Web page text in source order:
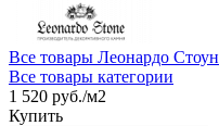
Все товары Леонардо Стоун
Все товары категории
1 520 руб./м2
Купить